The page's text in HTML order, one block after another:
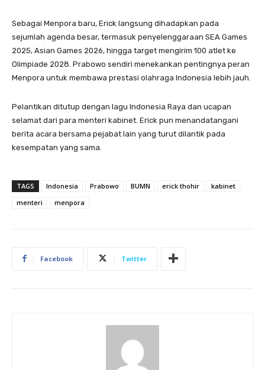
Sebagai Menpora baru, Erick langsung dihadapkan pada
sejumlah agenda besar, termasuk penyelenggaraan SEA Games
2025, Asian Games 2026, hingga target mengirim 100 atlet ke
Olimpiade 2028. Prabowo sendiri menekankan pentingnya peran
Menpora untuk membawa prestasi olahraga Indonesia lebih jauh.
Pelantikan ditutup dengan lagu Indonesia Raya dan ucapan
selamat dari para menteri kabinet. Erick pun menandatangani
berita acara bersama pejabat lain yang turut dilantik pada
kesempatan yang sama.
TAGS Indonesia Prabowo BUMN erick thohir
kabinet
menteri
menpora
Facebook Twitter